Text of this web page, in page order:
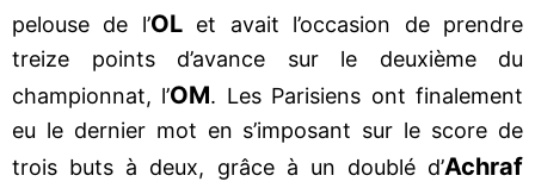
pelouse de l’OLet avait l’occasion de prendre
treize points d’avance sur le deuxième du
championnat, l’OM. Les Parisiens ont finalement
eu le dernier mot en s’imposant sur le score de
trois buts à deux, grâce à un doublé d’Achraf